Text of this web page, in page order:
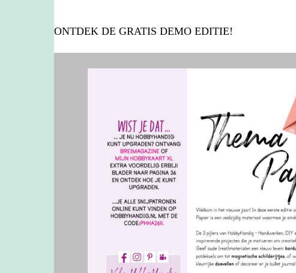
ONTDEK DE GRATIS DEMO EDITIE!